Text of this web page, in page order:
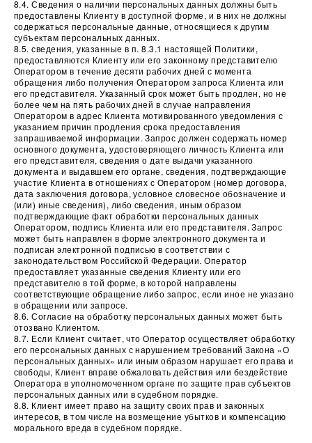
8.4. Сведения о наличии персональных данных должны быть
предоставлены Клиенту в доступной форме, и в них не должны
содержаться персональные данные, относящиеся к другим
субъектам персональных данных.
8.5. сведения, указанные в п. 8.3.1 настоящей Политики,
предоставляются Клиенту или его законному представителю
Оператором в течение десяти рабочих дней с момента
обращения либо получения Оператором запроса Клиента или
его представителя. Указанный срок может быть продлен, но не
более чем на пять рабочих дней в случае направления
Оператором в адрес Клиента мотивированного уведомления с
указанием причин продления срока предоставления
запрашиваемой информации. Запрос должен содержать номер
основного документа, удостоверяющего личность Клиента или
его представителя, сведения о дате выдачи указанного
документа и выдавшем его органе, сведения, подтверждающие
участие Клиента в отношениях с Оператором (номер договора,
дата заключения договора, условное словесное обозначение и
(или) иные сведения), либо сведения, иным образом
подтверждающие факт обработки персональных данных
Оператором, подпись Клиента или его представителя. Запрос
может быть направлен в форме электронного документа и
подписан электронной подписью в соответствии с
законодательством Российской Федерации. Оператор
предоставляет указанные сведения Клиенту или его
представителю в той форме, в которой направлены
соответствующие обращение либо запрос, если иное не указано
в обращении или запросе.
8.6. Согласие на обработку персональных данных может быть
отозвано Клиентом.
8.7. Если Клиент считает, что Оператор осуществляет обработку
его персональных данных с нарушением требований Закона «О
персональных данных» или иным образом нарушает его права и
свободы, Клиент вправе обжаловать действия или бездействие
Оператора в уполномоченном органе по защите прав субъектов
персональных данных или в судебном порядке.
8.8. Клиент имеет право на защиту своих прав и законных
интересов, в том числе на возмещение убытков и компенсацию
морального вреда в судебном порядке.